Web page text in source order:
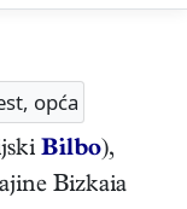
opća
Bilbo),
Bizkaia